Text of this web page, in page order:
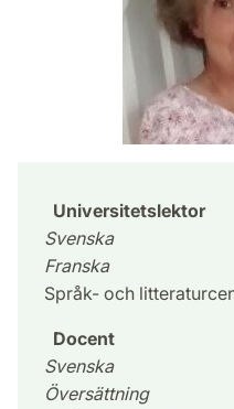
Universitetslektor
Svenska
Franska
Språk- och
Docent
Svenska
Översättning